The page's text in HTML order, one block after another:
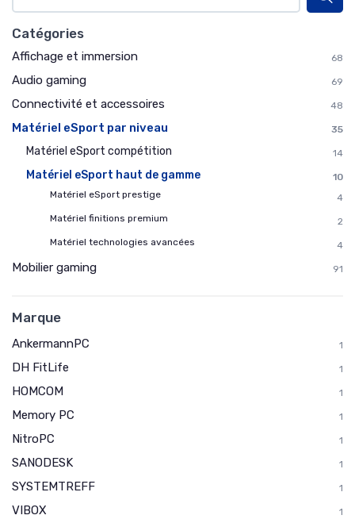
Catégories
Affichage et immersion 68
Audio gaming 69
Connectivité et accessoires 48
Matériel eSport par niveau 35
Matériel eSport compétition 14
Matériel eSport haut de gamme
10
Matériel eSport prestige
4
Matériel finitions premium
2
Matériel technologies avancées
4
Mobilier gaming 91
Marque
AnkermannPC 1
DH FitLife 1
HOMCOM 1
Memory PC 1
NitroPC 1
SANODESK 1
SYSTEMTREFF 1
VIBOX 1